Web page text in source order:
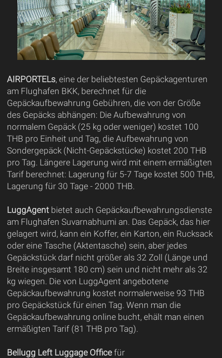
AIRPORTELs, eine der beliebtesten Gepäckagenturen
am Flughafen BKK, berechnet für die
Gepäckaufbewahrung Gebühren, die von der Größe
des Gepäcks abhängen: Die Aufbewahrung von
normalem Gepäck (25 kg oder weniger) kostet 100
THB pro Einheit und Tag, die Aufbewahrung von
Sondergepäck (Nicht-Gepäckstücke) kostet 200 THB
pro Tag. Längere Lagerung wird mit einem ermäßigten
Tarif berechnet: Lagerung für 5-7 Tage kostet 500 THB,
Lagerung für 30 Tage - 2000 THB.
LuggAgentbietet auch Gepäckaufbewahrungsdienste
am Flughafen Suvarnabhumi an. Das Gepäck, das hier
gelagert wird, kann ein Koffer, ein Karton, ein Rucksack
oder eine Tasche (Aktentasche) sein, aber jedes
Gepäckstück darf nicht größer als 32 Zoll (Länge und
Breite insgesamt 180 cm) sein und nicht mehr als 32
kg wiegen. Die von LuggAgent angebotene
Gepäckaufbewahrung kostet normalerweise 93 THB
pro Gepäckstück für einen Tag. Wenn man die
Gepäckaufbewahrung online bucht, ehält man einen
ermäßigten Tarif (81 THB pro Tag).
Bellugg Left Luggage Officefür